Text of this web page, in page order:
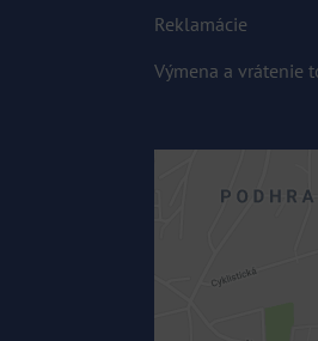
Reklamácie
Výmena a vrátenie